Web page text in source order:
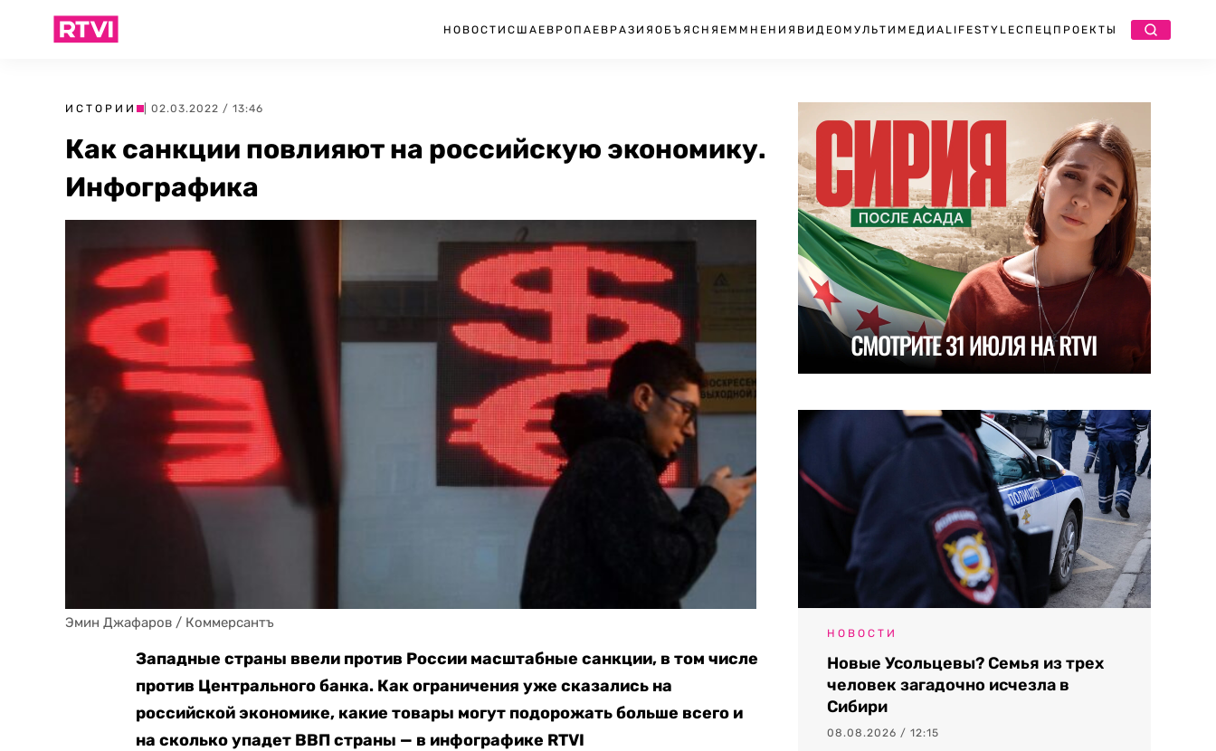
НОВОСТИ США ЕВРОПА ЕВРАЗИЯ ОБЪЯСНЯЕМ МНЕНИЯ ВИДЕО МУЛЬТИМЕДИА LIFESTYLEСПЕЦПРОЕКТЫ
ИСТОРИИ | 02.03.2022 / 13:46
Как санкции повлияют на российскую экономику.
Инфографика
Эмин Джафаров / Коммерсантъ
Западные страны ввели против России масштабные санкции, в том числе
против Центрального банка. Как ограничения уже сказались на
российской экономике, какие товары могут подорожать больше всего и
на сколько упадет ВВП страны — в инфографике RTVI
НОВОСТИ
Новые Усольцевы? Семья из трех
человек загадочно исчезла в
Сибири
08.08.2026 / 12:15